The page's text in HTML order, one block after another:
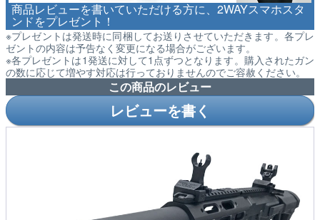
商品レビューを書いていただける方に、2WAYスマホスタ
ンドをプレゼント！
※プレゼントは発送時に同梱してお送りさせていただきます。各プレ
ゼントの内容は予告なく変更になる場合がございます。
※各プレゼントは1発送に対して1点ずつとなります。購入されたガン
の数に応じて増やす対応は行っておりませんのでご容赦ください。
この商品のレビュー
レビューを書く